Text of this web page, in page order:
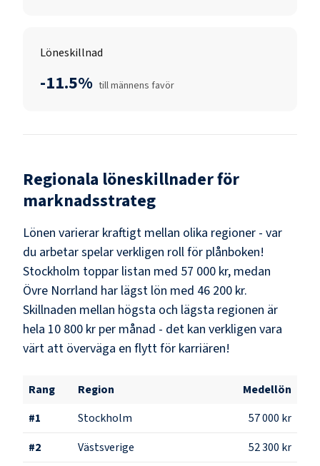
Löneskillnad
-11.5% till männens favör
Regionala löneskillnader för
marknadsstrateg
Lönen varierar kraftigt mellan olika regioner - var
du arbetar spelar verkligen roll för plånboken!
Stockholm toppar listan med 57 000 kr, medan
Övre Norrland har lägst lön med 46 200 kr.
Skillnaden mellan högsta och lägsta regionen är
hela 10 800 kr per månad - det kan verkligen vara
värt att överväga en flytt för karriären!
Rang Region
Medellön
#1 Stockholm
57 000 kr
#2 Västsverige 52 300 kr